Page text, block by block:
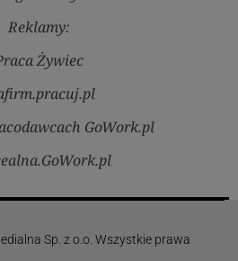
Reklamy:
Żywiec
GoWork.pl
Sp. z o.o. Wszystkie prawa